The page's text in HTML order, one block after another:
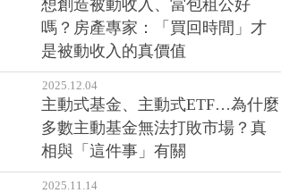
想創造被動收入、當包租公好
嗎？房產專家：「買回時間」才
是被動收入的真價值
2025.12.04
主動式基金、主動式ETF…為什麼
多數主動基金無法打敗市場？真
相與「這件事」有關
2025.11.14